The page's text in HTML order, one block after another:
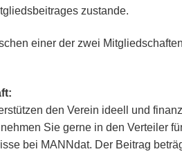
zustande.
einer der zwei
den Verein ideell und
Sie gerne in den Verteiler
bei MANNdat. Der Beitrag